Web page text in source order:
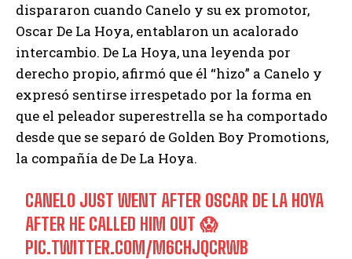
dispararon cuando Canelo y su ex promotor,
Oscar De La Hoya, entablaron un acalorado
intercambio. De La Hoya, una leyenda por
derecho propio, afirmó que él “hizo” a Canelo y
expresó sentirse irrespetado por la forma en
que el peleador superestrella se ha comportado
desde que se separó de Golden Boy Promotions,
la compañía de De La Hoya.
CANELO JUST WENT AFTER OSCAR DE LA HOYA
AFTER HE CALLED HIM OUT 😱
PIC.TWITTER.COM/M6CHJQCRWB